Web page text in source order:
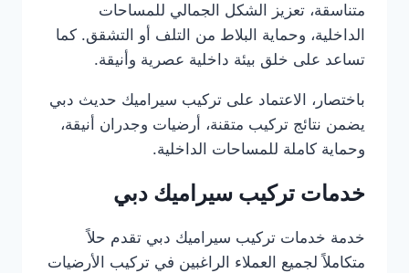
متناسقة، تعزيز الشكل الجمالي للمساحات
الداخلية، وحماية البلاط من التلف أو التشقق. كما
تساعد على خلق بيئة داخلية عصرية وأنيقة.
باختصار، الاعتماد على تركيب سيراميك حديث دبي
يضمن نتائج تركيب متقنة، أرضيات وجدران أنيقة،
وحماية كاملة للمساحات الداخلية.
خدمات تركيب سيراميك دبي
خدمة خدمات تركيب سيراميك دبي تقدم حلاً
متكاملاً لجميع العملاء الراغبين في تركيب الأرضيات